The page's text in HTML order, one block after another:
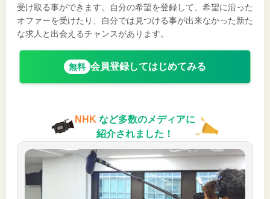
受け取る事ができます。自分の希望を登録して、希望に沿った
オファーを受けたり、自分では見つける事が出来なかった新た
な求人と出会えるチャンスがあります。
無料 会員登録してはじめてみる
NHK など多数のメディアに
紹介されました！